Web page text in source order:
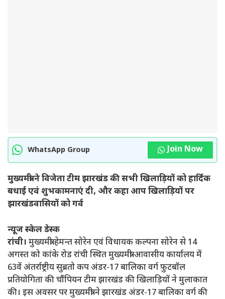
WhatsApp Group Join Now
मुख्यमंत्री ने विजेता टीम झारखंड की सभी खिलाड़ियों को हार्दिक
बधाई एवं शुभकामनाएं दी, और कहा आप खिलाड़ियों पर
झारखंडवासियों को गर्व
न्यूज स्केल डेस्क
रांची। मुख्यमंत्री हेमन्त सोरेन एवं विधायक कल्पना सोरेन से 14
अगस्त को कांके रोड रांची स्थित मुख्यमंत्री आवासीय कार्यालय में
63वें अंतर्राष्ट्रीय सुब्रतो कप अंडर-17 बालिका वर्ग फुटबॉल
प्रतियोगिता की चौंपियन टीम झारखंड की खिलाड़ियों ने मुलाकात
की। इस अवसर पर मुख्यमंत्री ने झारखंड अंडर-17 बालिका वर्ग की